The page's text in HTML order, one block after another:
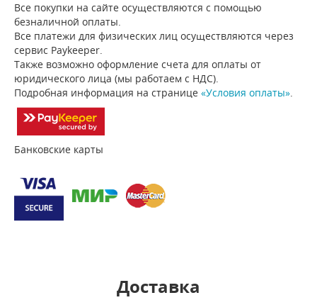
Все покупки на сайте осуществляются с помощью
безналичной оплаты.
Все платежи для физических лиц осуществляются через
сервис Paykeeper.
Также возможно оформление счета для оплаты от
юридического лица (мы работаем с НДС).
Подробная информация на странице «Условия оплаты».
Банковские карты
Доставка